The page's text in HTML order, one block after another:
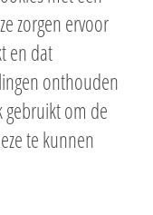
zorgen ervoor
en dat
onthouden
om de
te kunnen